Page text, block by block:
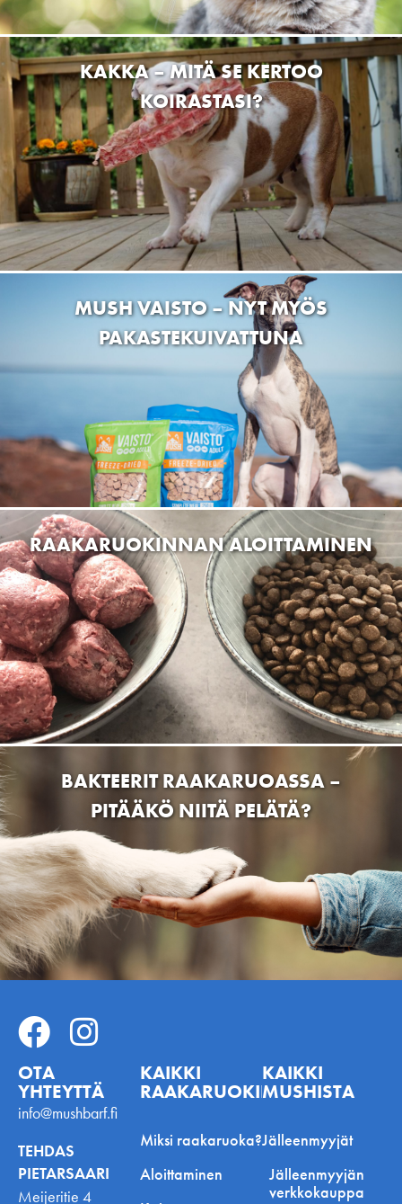
KAKKA – MITÄ SE KERTOO
KOIRASTASI?
MUSH VAISTO – NYT MYÖS
PAKASTEKUIVATTUNA
RAAKARUOKINNAN ALOITTAMINEN
BAKTEERIT RAAKARUOASSA –
PITÄÄKÖ NIITÄ PELÄTÄ?
OTA
YHTEYTTÄ
info@mushbarf.fi
TEHDAS
PIETARSAARI
Meijeritie 4
KAIKKI
RAAKARUOKINNASTA
Miksi raakaruoka?
Aloittaminen
KAIKKI
MUSHISTA
Jälleenmyyjät
Jälleenmyyjän
verkkokauppa